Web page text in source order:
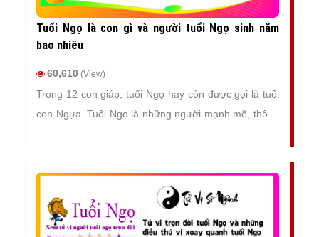
Tuổi Ngọ là con gì và người tuổi Ngọ sinh năm
bao nhiêu
60,610 (View)
Trong 12 con giáp, tuổi Ngọ hay còn được gọi là tuổi
con Ngựa. Tuổi Ngọ là những người mạnh mẽ, thông
trong công việc và cuộc sống.